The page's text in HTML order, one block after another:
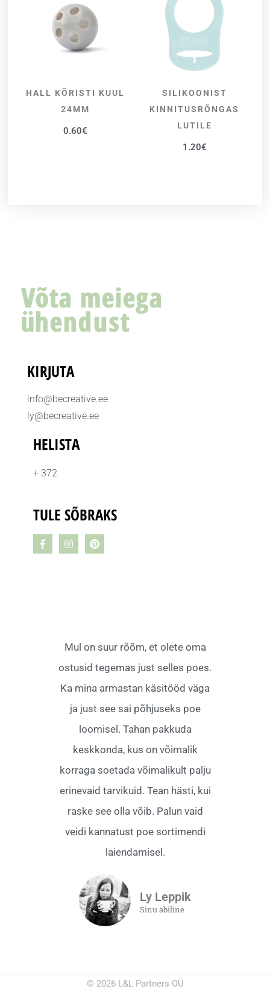
LISA KORVI
HALL KÕRISTI KUUL
24MM
0.60€
VALI
SILIKOONIST
KINNITUSRÕNGAS
LUTILE
1.20€
Mul on suur rõõm, et olete oma
ostusid tegemas just selles poes.
Ka mina armastan käsitööd väga
ja just see sai põhjuseks poe
loomisel. Tahan pakkuda
keskkonda, kus on võimalik
korraga soetada võimalikult palju
erinevaid tarvikuid. Tean hästi, kui
raske see olla võib. Palun vaid
veidi kannatust poe sortimendi
laiendamisel.
Ly Leppik
Sinu abiline
Võta meiega
ühendust
KIRJUTA
info@becreative.ee
ly@becreative.ee
HELISTA
+ 372
TULE SÕBRAKS
© 2026 L&L Partners OÜ